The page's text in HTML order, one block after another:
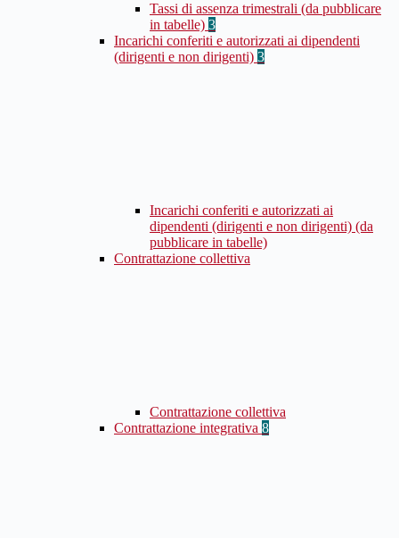
Tassi di assenza trimestrali (da pubblicare
in tabelle) 3
Incarichi conferiti e autorizzati ai dipendenti
(dirigenti e non dirigenti) 3
Incarichi conferiti e autorizzati ai
dipendenti (dirigenti e non dirigenti) (da
pubblicare in tabelle)
Contrattazione collettiva
Contrattazione collettiva
Contrattazione integrativa 8